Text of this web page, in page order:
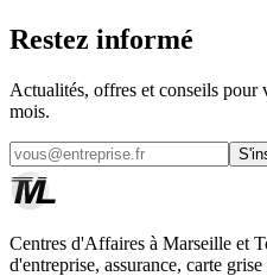
Restez informé
Actualités, offres et conseils pour
mois.
Centres d'Affaires à Marseille et
d'entreprise, assurance, carte